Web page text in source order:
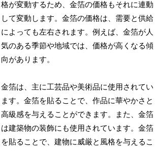
格が変動するため、金箔の価格もそれに連動
して変動します。金箔の価格は、需要と供給
によっても左右されます。例えば、金箔が人
気のある季節や地域では、価格が高くなる傾
向があります。
金箔は、主に工芸品や美術品に使用されてい
ます。金箔を貼ることで、作品に華やかさと
高級感を与えることができます。また、金箔
は建築物の装飾にも使用されています。金箔
を貼ることで、建物に威厳と風格を与えるこ